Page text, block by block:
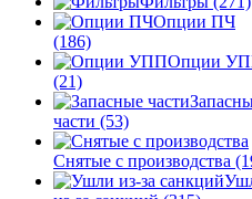
Опции ПЧ
(186)
Опции
(21)
части (53)
Снятые с производства